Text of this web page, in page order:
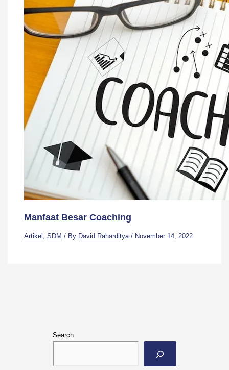
Manfaat Besar Coaching
Artikel SDM / By David Raharditya / November 14, 2022
Search